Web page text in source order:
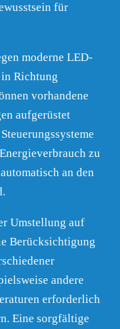
für
moderne LED-
Richtung
vorhandene
aufgerüstet
zu
an den
Umstellung auf
Berücksichtigung
andere
erforderlich
Eine sorgfältige